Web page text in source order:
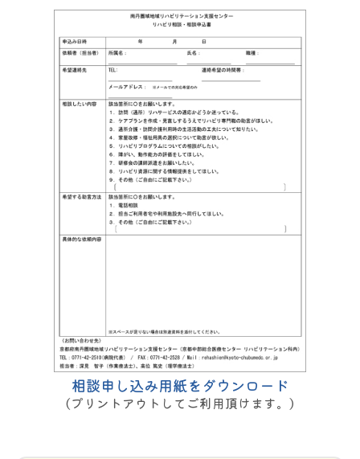
相談申し込み用紙をダウンロード
（プリントアウトしてご利用頂けます。）